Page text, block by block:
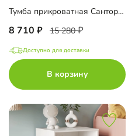
Тумба прикроватная Санторини
8 710 15 280
Доступно для доставки
В корзину